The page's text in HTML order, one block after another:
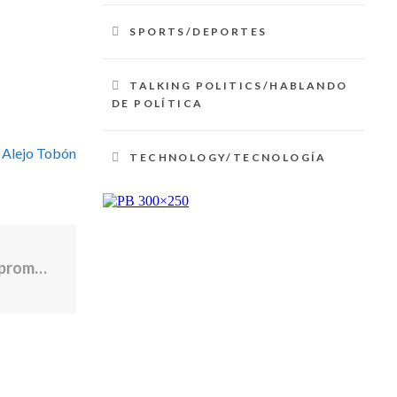
Tobón
Conmoción por el asesinato de una joven promesa del atletismo: su pareja lo habría apuñalado tras una presunta infidelidad
SPORTS/DEPORTES
TALKING POLITICS/HABLANDO
DE POLÍTICA
TECHNOLOGY/TECNOLOGÍA